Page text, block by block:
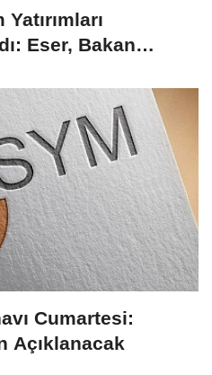
Eser, Bakan
Cumartesi:
Açıklanacak